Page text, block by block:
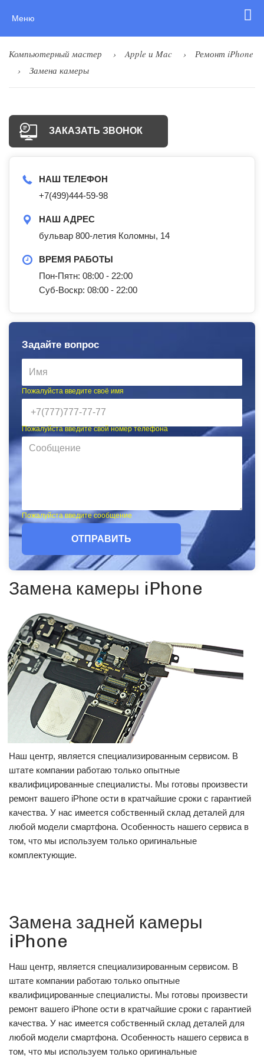
Меню
Компьютерный мастер Apple и Mac
Ремонт iPhone
Замена камеры
ЗАКАЗАТЬ ЗВОНОК
НАШ ТЕЛЕФОН
+7(499)444-59-98
НАШ АДРЕС
бульвар 800-летия Коломны, 14
ВРЕМЯ РАБОТЫ
Пон-Пятн: 08:00 - 22:00
Суб-Воскр: 08:00 - 22:00
Задайте вопрос
Пожалуйста введите своё имя
Пожалуйста введите свой номер телефона
Пожалуйста введите сообщение
ОТПРАВИТЬ
Замена камеры iPhone
Наш центр, является специализированным сервисом. В
штате компании работаю только опытные
квалифицированные специалисты. Мы готовы произвести
ремонт вашего iPhone ости в кратчайшие сроки с гарантией
качества. У нас имеется собственный склад деталей для
любой модели смартфона. Особенность нашего сервиса в
том, что мы используем только оригинальные
комплектующие.
Замена задней камеры
iPhone
Наш центр, является специализированным сервисом. В
штате компании работаю только опытные
квалифицированные специалисты. Мы готовы произвести
ремонт вашего iPhone ости в кратчайшие сроки с гарантией
качества. У нас имеется собственный склад деталей для
любой модели смартфона. Особенность нашего сервиса в
том, что мы используем только оригинальные